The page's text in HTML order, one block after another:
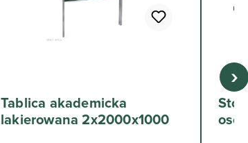
Tablica akademicka
lakierowana 2x2000x1000
›